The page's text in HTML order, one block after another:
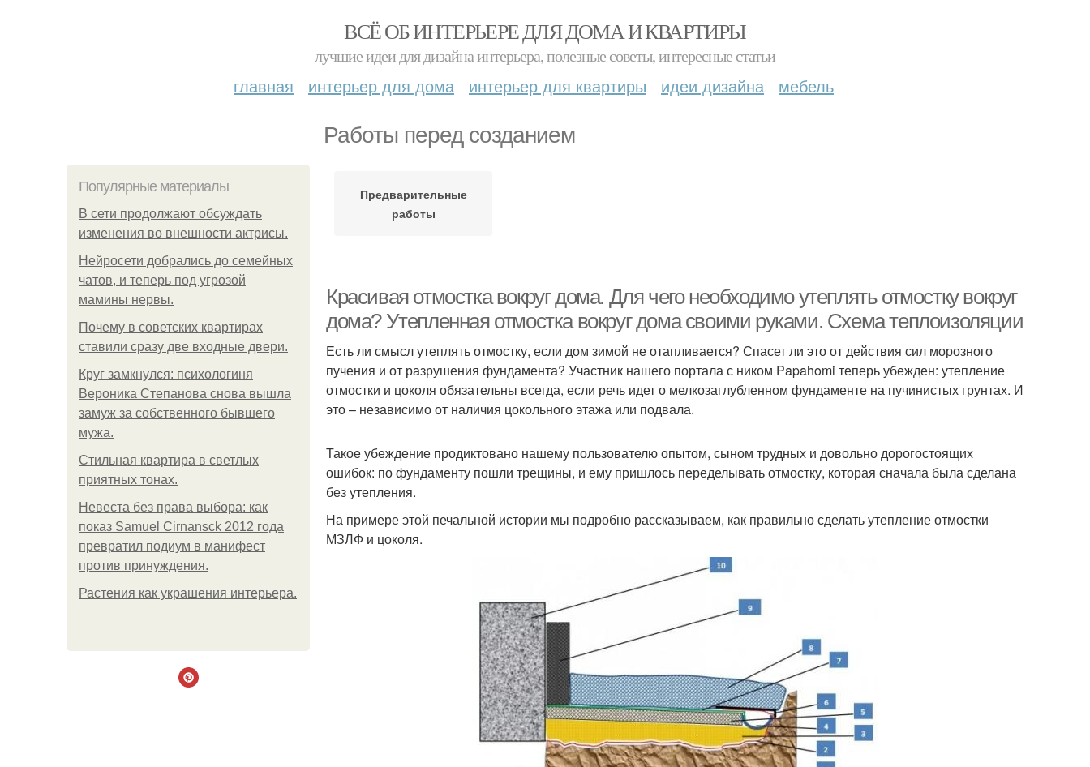
ВСЁ ОБ ИНТЕРЬЕРЕ ДЛЯ ДОМА И КВАРТИРЫ
лучшие идеи для дизайна интерьера, полезные советы, интересные статьи
главная интерьер для дома интерьер для квартиры идеи дизайна мебель
Работы перед созданием
Популярные материалы
В сети продолжают обсуждать
изменения во внешности актрисы.
Нейросети добрались до семейных
чатов, и теперь под угрозой
мамины нервы.
Почему в советских квартирах
ставили сразу две входные двери.
Круг замкнулся: психологиня
Вероника Степанова снова вышла
замуж за собственного бывшего
мужа.
Стильная квартира в светлых
приятных тонах.
Невеста без права выбора: как
показ Samuel Cirnansck 2012 года
превратил подиум в манифест
против принуждения.
Растения как украшения интерьера.
Предварительные
работы
Красивая отмостка вокруг дома. Для чего необходимо утеплять отмостку вокруг
дома? Утепленная отмостка вокруг дома своими руками. Схема теплоизоляции
Есть ли смысл утеплять отмостку, если дом зимой не отапливается? Спасет ли это от действия сил морозного
пучения и от разрушения фундамента? Участник нашего портала с ником Papahomi теперь убежден: утепление
отмостки и цоколя обязательны всегда, если речь идет о мелкозаглубленном фундаменте на пучинистых грунтах. И
это – независимо от наличия цокольного этажа или подвала.
Такое убеждение продиктовано нашему пользователю опытом, сыном трудных и довольно дорогостоящих
ошибок: по фундаменту пошли трещины, и ему пришлось переделывать отмостку, которая сначала была сделана
без утепления.
На примере этой печальной истории мы подробно рассказываем, как правильно сделать утепление отмостки
МЗЛФ и цоколя.